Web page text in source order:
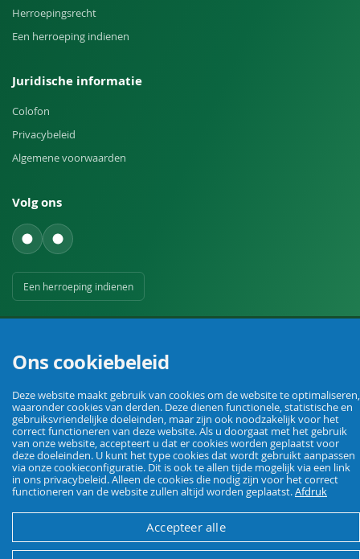
Herroepingsrecht
Een herroeping indienen
Juridische informatie
Colofon
Privacybeleid
Algemene voorwaarden
Volg ons
Een herroeping indienen
Uw vakhandel voor landbouw, veehouderij, huis, erf en tuin.
© Agrarking. Alle rechten voorbehouden.
Algemene voorwaardenPrivacybeleidHerroepingsrecht Colofon
Ons cookiebeleid
Deze website maakt gebruik van cookies om de website te optimaliseren,
waaronder cookies van derden. Deze dienen functionele, statistische en
gebruiksvriendelijke doeleinden, maar zijn ook noodzakelijk voor het
correct functioneren van deze website. Als u doorgaat met het gebruik
van onze website, accepteert u dat er cookies worden geplaatst voor
deze doeleinden. U kunt het type cookies dat wordt gebruikt aanpassen
via onze cookieconfiguratie. Dit is ook te allen tijde mogelijk via een link
in ons privacybeleid. Alleen de cookies die nodig zijn voor het correct
functioneren van de website zullen altijd worden geplaatst.Afdruk
Accepteer alle